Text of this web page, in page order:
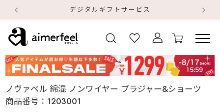
デジタルギフトサービス
ノヴァベル 綿混 ノンワイヤー ブラジャー&ショーツ
商品番号： 1203001